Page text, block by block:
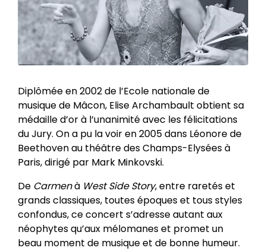
Diplômée en 2002 de l’Ecole nationale de
musique de Mâcon, Elise Archambault obtient sa
médaille d’or à l’unanimité avec les félicitations
du Jury. On a pu la voir en 2005 dans Léonore de
Beethoven au théâtre des Champs-Elysées à
Paris, dirigé par Mark Minkovski.
De Carmenà West Side Story, entre raretés et
grands classiques, toutes époques et tous styles
confondus, ce concert s’adresse autant aux
néophytes qu’aux mélomanes et promet un
beau moment de musique et de bonne humeur.